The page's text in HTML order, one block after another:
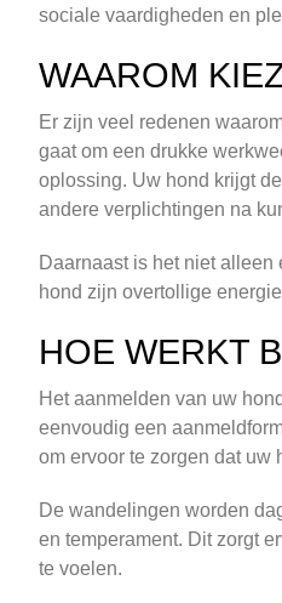
sociale vaardigheden en
WAAROM
Er zijn veel redenen
gaat om een drukke
oplossing. Uw hond krijgt
andere verplichtingen na
Daarnaast is het niet
hond zijn overtollige
HOE WERKT
Het aanmelden van uw
eenvoudig een
om ervoor te zorgen dat uw
De wandelingen worden
en temperament. Dit zorgt
te voelen.